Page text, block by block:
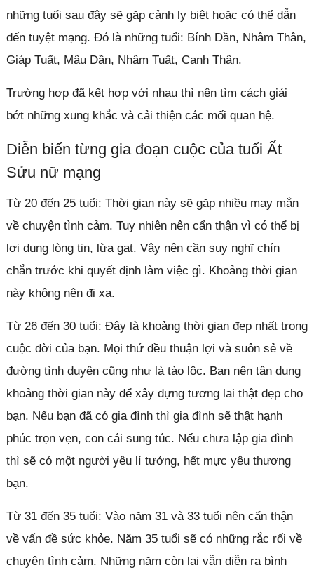
những tuổi sau đây sẽ gặp cảnh ly biệt hoặc có thể dẫn
đến tuyệt mạng. Đó là những tuổi: Bính Dần, Nhâm Thân,
Giáp Tuất, Mậu Dần, Nhâm Tuất, Canh Thân.
Trường hợp đã kết hợp với nhau thì nên tìm cách giải
bớt những xung khắc và cải thiện các mối quan hệ.
Diễn biến từng gia đoạn cuộc của tuổi Ất
Sửu nữ mạng
Từ 20 đến 25 tuổi: Thời gian này sẽ gặp nhiều may mắn
về chuyện tình cảm. Tuy nhiên nên cẩn thận vì có thể bị
lợi dụng lòng tin, lừa gạt. Vậy nên cần suy nghĩ chín
chắn trước khi quyết định làm việc gì. Khoảng thời gian
này không nên đi xa.
Từ 26 đến 30 tuổi: Đây là khoảng thời gian đẹp nhất trong
cuộc đời của bạn. Mọi thứ đều thuận lợi và suôn sẻ về
đường tình duyên cũng như là tào lộc. Bạn nên tận dụng
khoảng thời gian này để xây dựng tương lai thật đẹp cho
bạn. Nếu bạn đã có gia đình thì gia đình sẽ thật hạnh
phúc trọn vẹn, con cái sung túc. Nếu chưa lập gia đình
thì sẽ có một người yêu lí tưởng, hết mực yêu thương
bạn.
Từ 31 đến 35 tuổi: Vào năm 31 và 33 tuổi nên cẩn thận
về vấn đề sức khỏe. Năm 35 tuổi sẽ có những rắc rối về
chuyện tình cảm. Những năm còn lại vẫn diễn ra bình